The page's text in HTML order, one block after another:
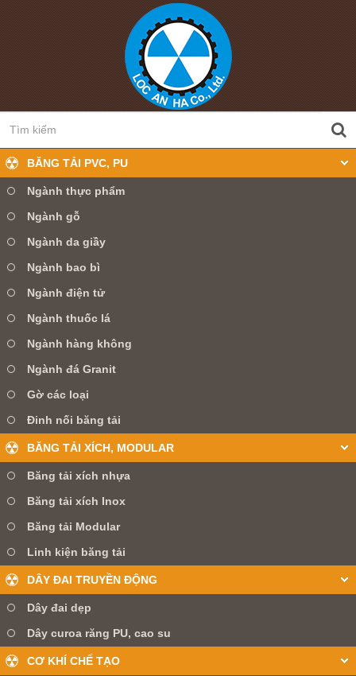
Hotline:
TRANG CHỦ
LIÊN HỆ
BĂNG TẢI PVC, PU
Ngành thực phẩm
Ngành gỗ
Ngành da giầy
Ngành bao bì
Ngành điện tử
Ngành thuốc lá
Ngành hàng không
Ngành đá Granit
Gờ các loại
Đinh nối băng tải
BĂNG TẢI XÍCH, MODULAR
Băng tải xích nhựa
Băng tải xích Inox
Băng tải Modular
Linh kiện băng tải
DÂY ĐAI TRUYỀN ĐỘNG
Dây đai dẹp
Dây curoa răng PU, cao su
CƠ KHÍ CHẾ TẠO